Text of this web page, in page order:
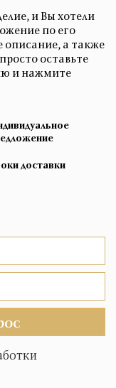
и Вы хотели
по его
описание, а также
оставьте
и нажмите
доставки